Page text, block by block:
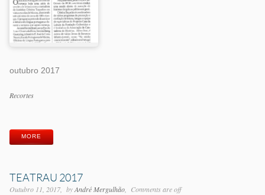
outubro 2017
Categorias
Recortes
MORE
TEATRAU 2017
Outubro 11, 2017 byAndré Mergulhão Comments are off